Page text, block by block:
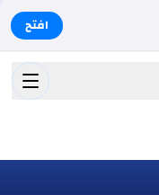
افتح